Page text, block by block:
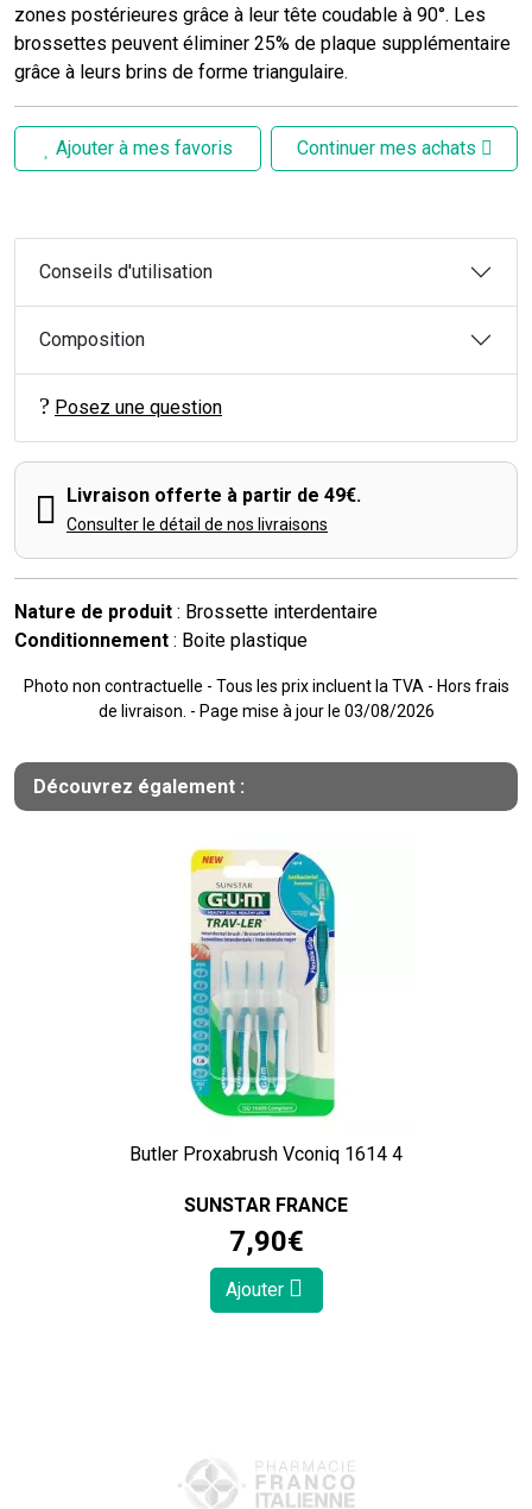
zones postérieures grâce à leur tête coudable à 90°. Les
brossettes peuvent éliminer 25% de plaque supplémentaire
grâce à leurs brins de forme triangulaire.
Ajouter à mes favoris Continuer mes achats
Conseils d'utilisation
Composition
Posez une question
Livraison offerte à partir de 49€.
Consulter le détail de nos livraisons
Nature de produit : Brossette interdentaire
Conditionnement : Boite plastique
Photo non contractuelle - Tous les prix incluent la TVA - Hors frais
de livraison. - Page mise à jour le 03/08/2026
Découvrez également :
Butler Proxabrush Vconiq 1614 4
SUNSTAR FRANCE
7,90€
Ajouter